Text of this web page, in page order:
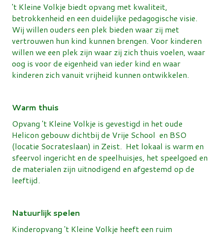
't Kleine Volkje biedt opvang met kwaliteit,
betrokkenheid en een duidelijke pedagogische visie.
Wij willen ouders een plek bieden waar zij met
vertrouwen hun kind kunnen brengen. Voor kinderen
willen we een plek zijn waar zij zich thuis voelen, waar
oog is voor de eigenheid van ieder kind en waar
kinderen zich vanuit vrijheid kunnen ontwikkelen.
Warm thuis
Opvang 't Kleine Volkje is gevestigd in het oude
Helicon gebouw dichtbij de Vrije School en BSO
(locatie Socrateslaan) in Zeist. Het lokaal is warm en
sfeervol ingericht en de speelhuisjes, het speelgoed en
de materialen zijn uitnodigend en afgestemd op de
leeftijd.
Natuurlijk spelen
Kinderopvang 't Kleine Volkje heeft een ruim